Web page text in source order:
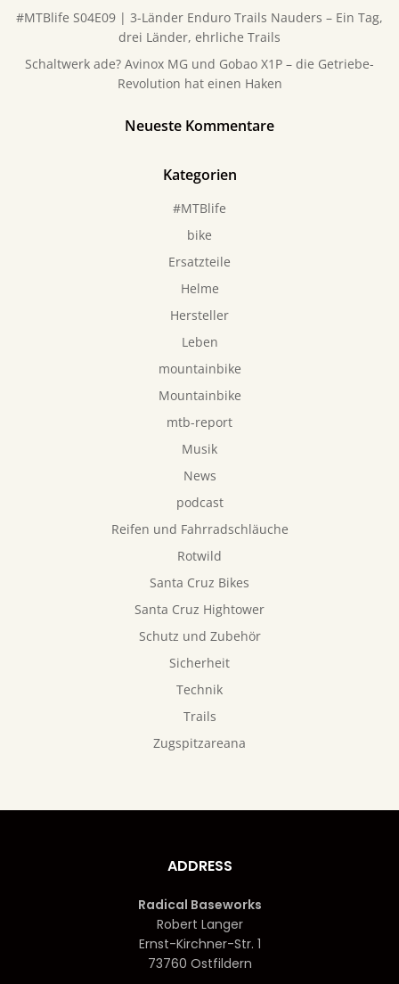
#MTBlife S04E09 | 3-Länder Enduro Trails Nauders – Ein Tag,
drei Länder, ehrliche Trails
Schaltwerk ade? Avinox MG und Gobao X1P – die Getriebe-
Revolution hat einen Haken
Neueste Kommentare
Kategorien
#MTBlife
bike
Ersatzteile
Helme
Hersteller
Leben
mountainbike
Mountainbike
mtb-report
Musik
News
podcast
Reifen und Fahrradschläuche
Rotwild
Santa Cruz Bikes
Santa Cruz Hightower
Schutz und Zubehör
Sicherheit
Technik
Trails
Zugspitzareana
ADDRESS
Radical Baseworks
Robert Langer
Ernst-Kirchner-Str. 1
73760 Ostfildern